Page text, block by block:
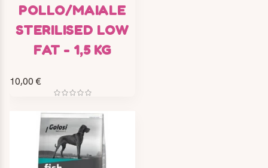
POLLO/MAIALE
STERILISED LOW
FAT - 1,5 KG
10,00 €